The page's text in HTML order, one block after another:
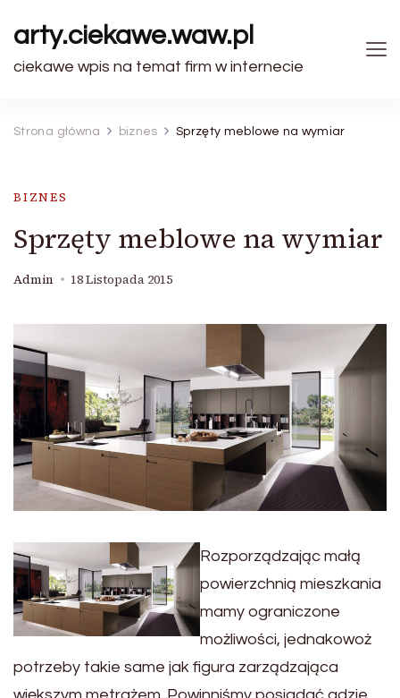
arty.ciekawe.waw.pl
ciekawe wpis na temat firm w internecie
Strona główna biznes Sprzęty meblowe na wymiar
BIZNES
Sprzęty meblowe na wymiar
Admin 18 Listopada 2015
Rozporządzając małą
powierzchnią mieszkania
mamy ograniczone
możliwości, jednakowoż
potrzeby takie same jak figura zarządzająca